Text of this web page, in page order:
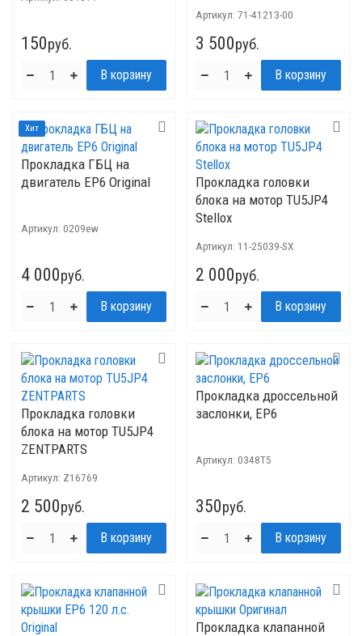
150руб.
Артикул: 71-41213-00
3 500руб.
Хит
Прокладка ГБЦ на
двигатель ЕР6 Original
Артикул: 0209ew
4 000руб.
Прокладка головки
блока на мотор TU5JP4
Stellox
Артикул: 11-25039-SX
2 000руб.
Прокладка головки
блока на мотор TU5JP4
ZENTPARTS
Артикул: Z16769
2 500руб.
Прокладка дроссельной
заслонки, EP6
Артикул: 0348T5
350руб.
Прокладка клапанной